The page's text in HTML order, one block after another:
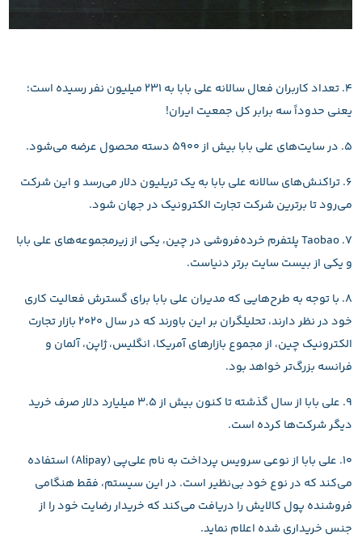
۴. تعداد کاربران فعال سالانه علی بابا به ۲۳۱ میلیون نفر رسیده است؛
یعنی حدوداً سه برابر کل جمعیت ایران!
۵. در سایت‌های علی بابا بیش از ۵۹۰۰ دسته محصول عرضه می‌شود.
۶. تراکنش‌های سالانه علی بابا به یک تریلیون دلار می‌رسد و این شرکت
می‌رود تا برترین شرکت تجارت الکترونیک در جهان شود.
۷. Taobao پلتفرم خرده‌فروشی در چین، یکی از زیرمجموعه‌های علی بابا
و یکی از بیست سایت برتر دنیاست.
۸. با توجه به طرح‌هایی که مدیران علی بابا برای گسترش فعالیت کاری
خود در نظر دارند، تحلیلگران بر این باورند که در سال ۲۰۲۰ بازار تجارت
الکترونیک چین، از مجموع بازارهای آمریکا، انگلیس، ژاپن، آلمان و
فرانسه بزرگ‌تر خواهد بود.
۹. علی بابا از سال گذشته تا کنون بیش از ۳.۵ میلیارد دلار صرف خرید
دیگر شرکت‌ها کرده است.
۱۰. علی بابا از نوعی سرویس پرداخت به نام علی‌پی (Alipay) استفاده
می‌کند که در نوع خود بی‌نظیر است. در این سیستم، فقط هنگامی
فروشنده پول کالایش را دریافت می‌کند که خریدار رضایت خود را از
جنس خریداری شده اعلام نماید.